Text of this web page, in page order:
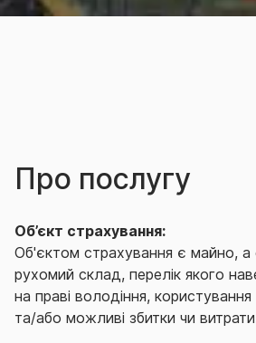
Про послугу
Об’єкт страхування:
Об'єктом страхування є майно, а
рухомий склад, перелік якого
на праві володіння,
та/або можливі збитки чи